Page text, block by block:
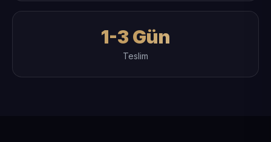
1-3 Gün
Teslim